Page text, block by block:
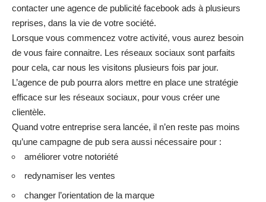
contacter une agence de publicité facebook ads à plusieurs
reprises, dans la vie de votre société.
Lorsque vous commencez votre activité, vous aurez besoin
de vous faire connaitre. Les réseaux sociaux sont parfaits
pour cela, car nous les visitons plusieurs fois par jour.
L’agence de pub pourra alors mettre en place une stratégie
efficace sur les réseaux sociaux, pour vous créer une
clientèle.
Quand votre entreprise sera lancée, il n’en reste pas moins
qu’une campagne de pub sera aussi nécessaire pour :
améliorer votre notoriété
redynamiser les ventes
changer l’orientation de la marque